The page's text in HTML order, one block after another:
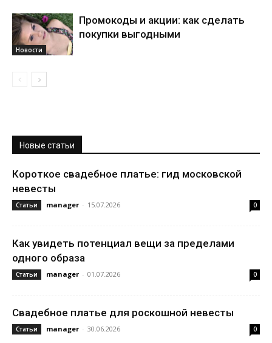
Новости
Промокоды и акции: как сделать
покупки выгодными
Новые статьи
Короткое свадебное платье: гид московской
невесты
Статьи manager - 15.07.2026 0
Как увидеть потенциал вещи за пределами
одного образа
Статьи manager - 01.07.2026 0
Свадебное платье для роскошной невесты
Статьи manager - 30.06.2026 0